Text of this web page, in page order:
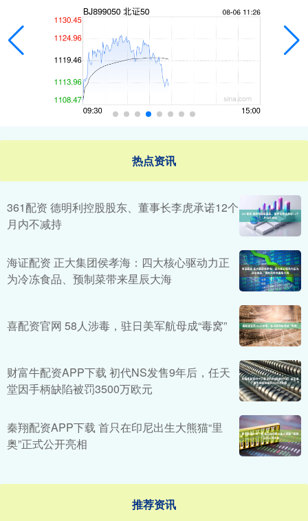
热点资讯
361配资 德明利控股股东、董事长李虎承诺12个
月内不减持
海证配资 正大集团侯孝海：四大核心驱动力正
为冷冻食品、预制菜带来星辰大海
喜配资官网 58人涉毒，驻日美军航母成“毒窝”
财富牛配资APP下载 初代NS发售9年后，任天
堂因手柄缺陷被罚3500万欧元
秦翔配资APP下载 首只在印尼出生大熊猫“里
奥”正式公开亮相
推荐资讯